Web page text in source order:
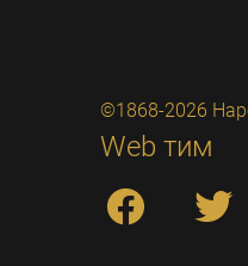
©1868-2026
Web тим